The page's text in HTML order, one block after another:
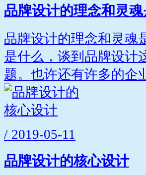
品牌设计的理念和灵魂
品牌设计的理念和灵魂
是什么，谈到品牌设计
题。也许还有许多的企
/ 2019-05-11
品牌设计的核心设计